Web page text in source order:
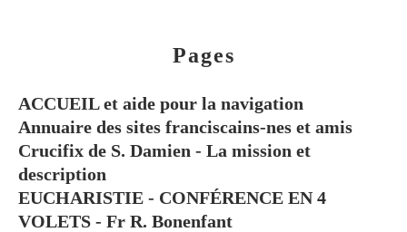
Pages
ACCUEIL et aide pour la navigation
Annuaire des sites franciscains-nes et amis
Crucifix de S. Damien - La mission et
description
EUCHARISTIE - CONFÉRENCE EN 4
VOLETS - Fr R. Bonenfant